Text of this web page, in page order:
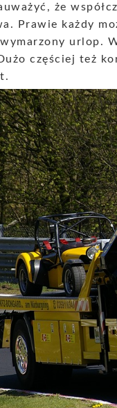
że
Prawie każdy
urlop.
częściej też